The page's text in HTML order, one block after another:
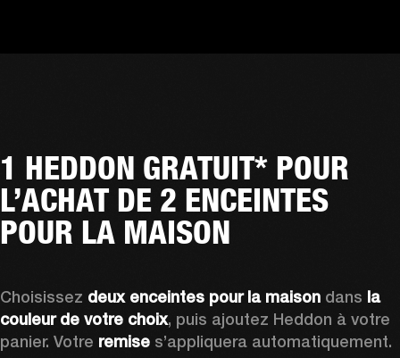
1 HEDDON GRATUIT* POUR
L’ACHAT DE 2 ENCEINTES
POUR LA MAISON
Choisissez deux enceintes pour la maison dans la
couleur de votre choix, puis ajoutez Heddon à votre
panier. Votre remise s’appliquera automatiquement.